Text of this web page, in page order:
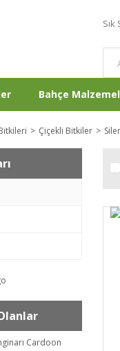
Bahçe
Çiçekli Bitkiler
Cardoon